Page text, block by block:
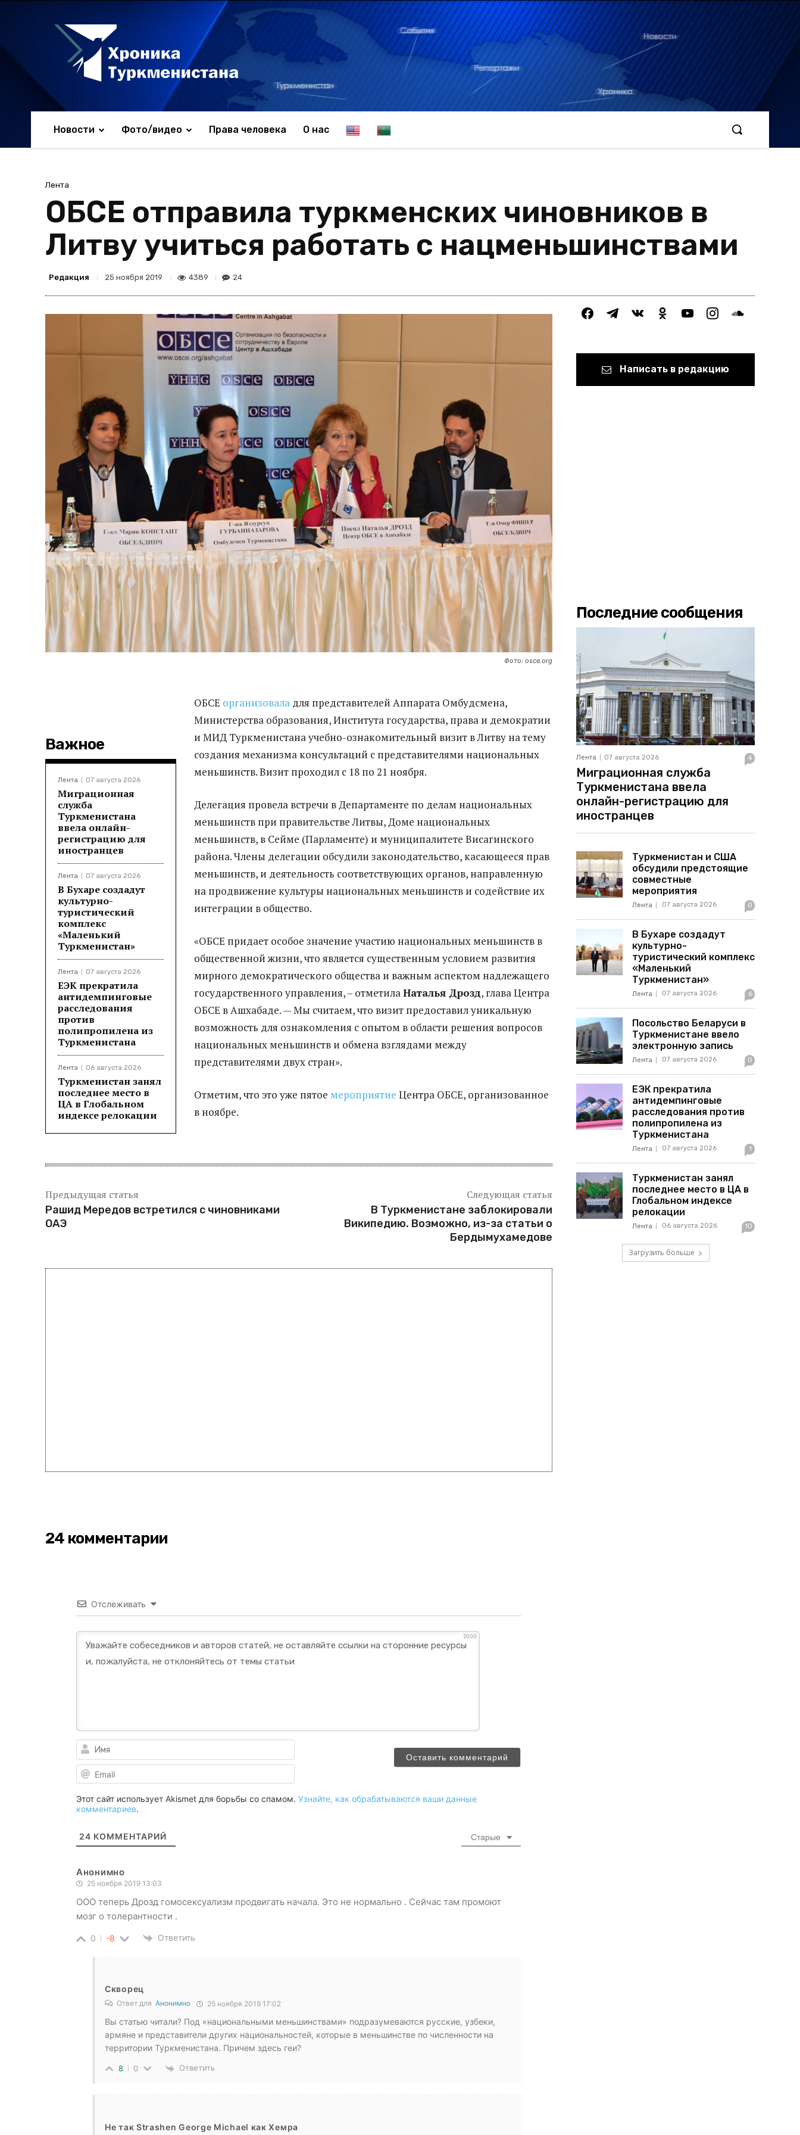
Новости Фото/видео Права человека О нас E T
k
Лента
ОБСЕ отправила туркменских чиновников в
Литву учиться работать с нацменьшинствами
Редакция 25 ноября 2019 4389 24
Фото: osce.org
Важное
Лента 07 августа 2026
Миграционная
служба
Туркменистана
ввела онлайн-
регистрацию для
иностранцев
Лента 07 августа 2026
В Бухаре создадут
культурно-
туристический
комплекс
«Маленький
Туркменистан»
Лента 07 августа 2026
ЕЭК прекратила
антидемпинговые
расследования
против
полипропилена из
Туркменистана
Лента 06 августа 2026
Туркменистан занял
последнее место в
ЦА в Глобальном
индексе релокации
ОБСЕ организовала для представителей Аппарата Омбудсмена,
Министерства образования, Института государства, права и демократии
и МИД Туркменистана учебно-ознакомительный визит в Литву на тему
создания механизма консультаций с представителями национальных
меньшинств. Визит проходил с 18 по 21 ноября.
Делегация провела встречи в Департаменте по делам национальных
меньшинств при правительстве Литвы, Доме национальных
меньшинств, в Сейме (Парламенте) и муниципалитете Висагинского
района. Члены делегации обсудили законодательство, касающееся прав
меньшинств, и деятельность соответствующих органов, направленную
на продвижение культуры национальных меньшинств и содействие их
интеграции в общество.
«ОБСЕ придает особое значение участию национальных меньшинств в
общественной жизни, что является существенным условием развития
мирного демократического общества и важным аспектом надлежащего
государственного управления, – отметилаНаталья Дрозд, глава Центра
ОБСЕ в Ашхабаде. — Мы считаем, что визит предоставил уникальную
возможность для ознакомления с опытом в области решения вопросов
национальных меньшинств и обмена взглядами между
представителями двух стран».
Отметим, что это уже пятое мероприятие Центра ОБСЕ, организованное
в ноябре.
Предыдущая статья
Рашид Мередов встретился с чиновниками
ОАЭ
Следующая статья
В Туркменистане заблокировали
Википедию. Возможно, из-за статьи о
Бердымухамедове
24 комментарии
Отслеживать
2000
Этот сайт использует Akismet для борьбы со спамом. Узнайте, как обрабатываются ваши данные
комментариев.
24 КОММЕНТАРИЙ Старые
Анонимно
25 ноября 2019 13:03
ООО теперь Дрозд гомосексуализм продвигать начала. Это не нормально . Сейчас там промоют
мозг о толерантности .
0 -8 Ответить
Скворец
Ответ для Анонимно 25 ноября 2019 17:02
Вы статью читали? Под «национальными меньшинствами» подразумеваются русские, узбеки,
армяне и представители других национальностей, которые в меньшинстве по численности на
территории Туркменистана. Причем здесь геи?
8 0 Ответить
Не так Strashen George Michael как Хемра
facebooktelegramvkontakteodnoklassniki
youtubeinstagramsoundcloud
Написать в редакцию
Последние сообщения
Лента 07 августа 2026 4
Миграционная служба
Туркменистана ввела
онлайн-регистрацию для
иностранцев
Туркменистан и США
обсудили предстоящие
совместные
мероприятия
Лента 07 августа 2026 0
В Бухаре создадут
культурно-
туристический комплекс
«Маленький
Туркменистан»
Лента 07 августа 2026 6
Посольство Беларуси в
Туркменистане ввело
электронную запись
Лента 07 августа 2026 0
ЕЭК прекратила
антидемпинговые
расследования против
полипропилена из
Туркменистана
Лента 07 августа 2026 1
Туркменистан занял
последнее место в ЦА в
Глобальном индексе
релокации
Лента 06 августа 2026 10
Загрузить больше